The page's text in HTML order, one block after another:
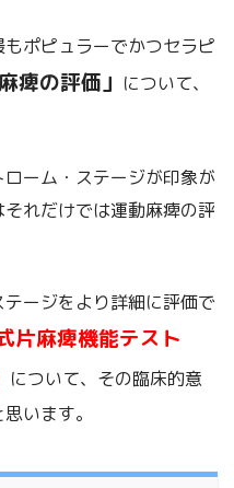
ポピュラーでかつセラピ
痺の評価」 について、
ーム・ステージが印象が
れだけでは運動麻痺の評
ージをより詳細に評価で
片麻痺機能テスト
について、その臨床的意
います。